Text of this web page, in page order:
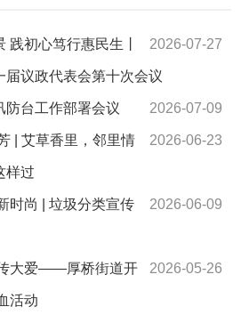
2026-07-27
践初心笃行惠民生丨
届议政代表会第十次会议
2026-07-09
防台工作部署会议
2026-06-23
| 艾草香里，邻里情
样过
2026-06-09
时尚 | 垃圾分类宣传
2026-05-26
大爱——厚桥街道开
活动